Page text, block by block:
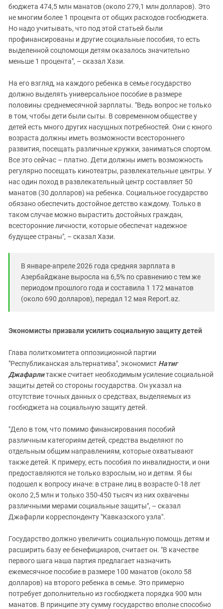
бюджета 474,5 млн манатов (около 279,1 млн долларов). Это
не многим более 1 процента от общих расходов госбюджета.
Но надо учитывать, что под этой статьей были
профинансированы и другие социальные пособия, то есть
выделенной соцпомощи детям оказалось значительно
меньше 1 процента", – сказал Хази.
На его взгляд, на каждого ребенка в семье государство
должно выделять универсальное пособие в размере
половины среднемесячной зарплаты. "Ведь вопрос не только
в том, чтобы дети были сыты. В современном обществе у
детей есть много других насущных потребностей. Они с юного
возраста должны иметь возможности всестороннего
развития, посещать различные кружки, заниматься спортом.
Все это сейчас – платно. Дети должны иметь возможность
регулярно посещать кинотеатры, развлекательные центры. У
нас один поход в развлекательный центр составляет 50
манатов (30 долларов) на ребенка. Социальное государство
обязано обеспечить достойное детство каждому. Только в
таком случае можно вырастить достойных граждан,
всесторонние личности, которые обеспечат надежное
будущее страны", – сказал Хази.
В январе-апреле 2026 года средняя зарплата в
Азербайджане выросла на 6,5% по сравнению с тем же
периодом прошлого года и составила 1 172 манатов
(около 690 долларов), передал 12 мая Report.az.
Экономисты призвали усилить социальную защиту детей
Глава политкомитета оппозиционной партии
"Республиканская альтернатива", экономист Натиг
Джафарлитакже считает необходимым усиление социальной
защиты детей со стороны государства. Он указал на
отсутствие точных данных о средствах, выделяемых из
госбюджета на социальную защиту детей.
"Дело в том, что помимо финансирования пособий
различным категориям детей, средства выделяют по
отдельным общим направлениям, которые охватывают
также детей. К примеру, есть пособия по инвалидности, и они
предоставляются не только взрослым, но и детям. Я бы
подошел к вопросу иначе: в стране лиц в возрасте 0-18 лет
около 2,5 млн и только 350-450 тысяч из них охвачены
различными мерами социальные защиты", – сказал
Джафарли корреспонденту "Кавказского узла".
Государство должно увеличить социальную помощь детям и
расширить базу ее бенефициаров, считает он. "В качестве
первого шага наша партия предлагает назначить
ежемесячное пособие в размере 100 манатов (около 58
долларов) на второго ребенка в семье. Это примерно
потребует дополнительно из госбюджета порядка 900 млн
манатов. В принципе эту сумму государство вполне способно